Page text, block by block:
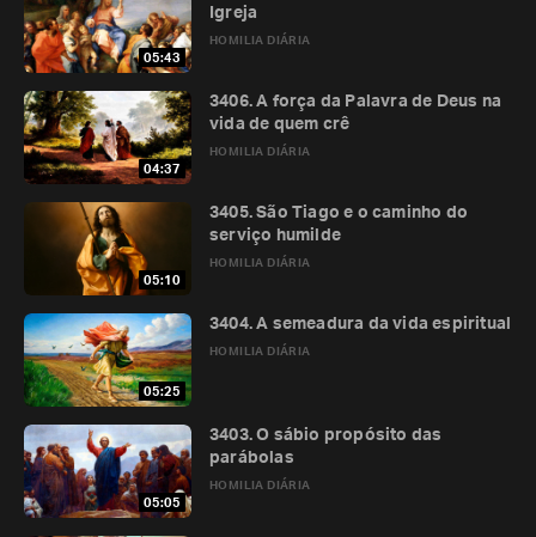
05:43
HOMILIA DIÁRIA
Igreja
04:37
HOMILIA DIÁRIA
3406. A força da Palavra de Deus na
vida de quem crê
05:10
HOMILIA DIÁRIA
3405. São Tiago e o caminho do
serviço humilde
05:25
HOMILIA DIÁRIA
3404. A semeadura da vida espiritual
05:05
HOMILIA DIÁRIA
3403. O sábio propósito das
parábolas